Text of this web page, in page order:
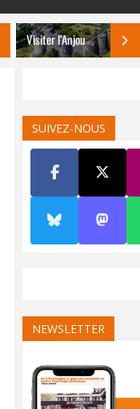
Visiter l’Anjou
SUIVEZ-NOUS
NEWSLETTER